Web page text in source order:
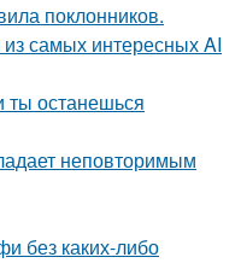
поклонников.
самых интересных AI
ты останешься
неповторимым
без каких-либо